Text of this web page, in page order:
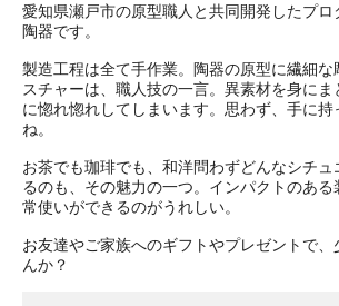
愛知県瀬戸市の原型職人と共同開発したプロ
陶器です。
製造工程は全て手作業。陶器の原型に繊細な
スチャーは、職人技の一言。異素材を身に
に惚れ惚れしてしまいます。思わず、手に持
ね。
お茶でも珈琲でも、和洋問わずどんなシチュ
るのも、その魅力の一つ。インパクトのある
常使いができるのがうれしい。
お友達やご家族へのギフトやプレゼントで
んか？